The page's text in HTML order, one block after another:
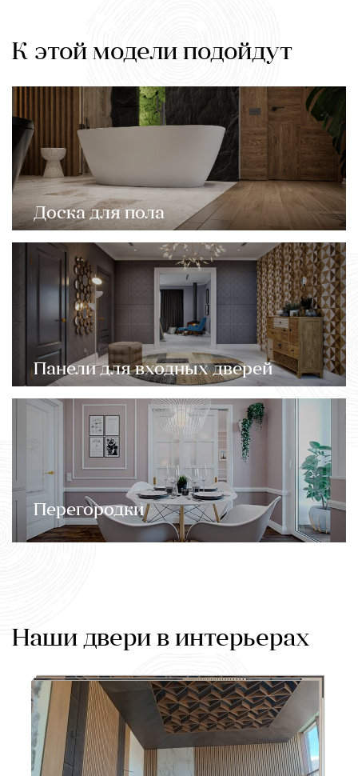
К этой модели подойдут
Доска для пола
Панели для входных дверей
Перегородки
Наши двери в интерьерах